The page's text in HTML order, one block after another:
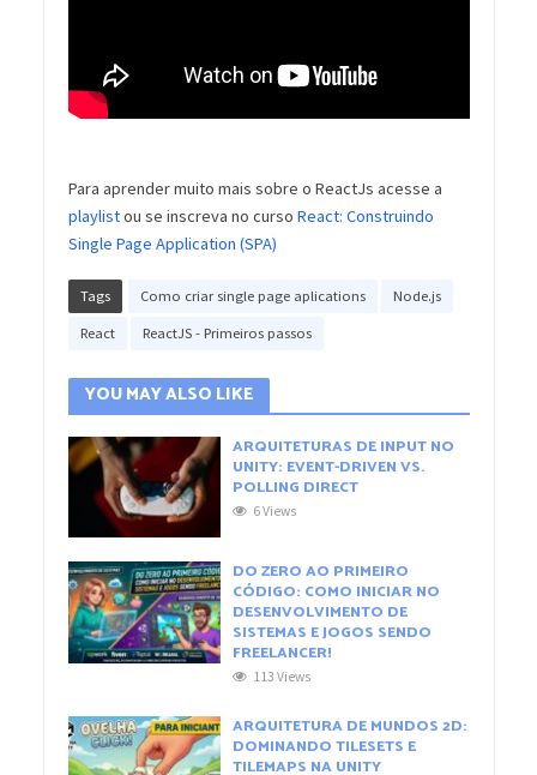
Para aprender muito mais sobre o ReactJs acesse a
playlistou se inscreva no curso React: Construindo
Single Page Application (SPA)
Tags Como criar single page aplications Node.js
React ReactJS - Primeiros passos
YOU MAY ALSO LIKE
ARQUITETURAS DE INPUT NO
UNITY: EVENT-DRIVEN VS.
POLLING DIRECT
6 Views
DO ZERO AO PRIMEIRO
CÓDIGO: COMO INICIAR NO
DESENVOLVIMENTO DE
SISTEMAS E JOGOS SENDO
FREELANCER!
113 Views
ARQUITETURA DE MUNDOS 2D:
DOMINANDO TILESETS E
TILEMAPS NA UNITY